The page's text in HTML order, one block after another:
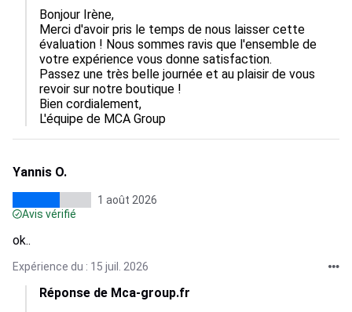
Bonjour Irène,
Merci d'avoir pris le temps de nous laisser cette
évaluation ! Nous sommes ravis que l'ensemble de
votre expérience vous donne satisfaction.
Passez une très belle journée et au plaisir de vous
revoir sur notre boutique !
Bien cordialement,
L'équipe de MCA Group
Yannis O.
1 août 2026
Avis vérifié
ok..
Expérience du : 15 juil. 2026
Réponse de Mca-group.fr